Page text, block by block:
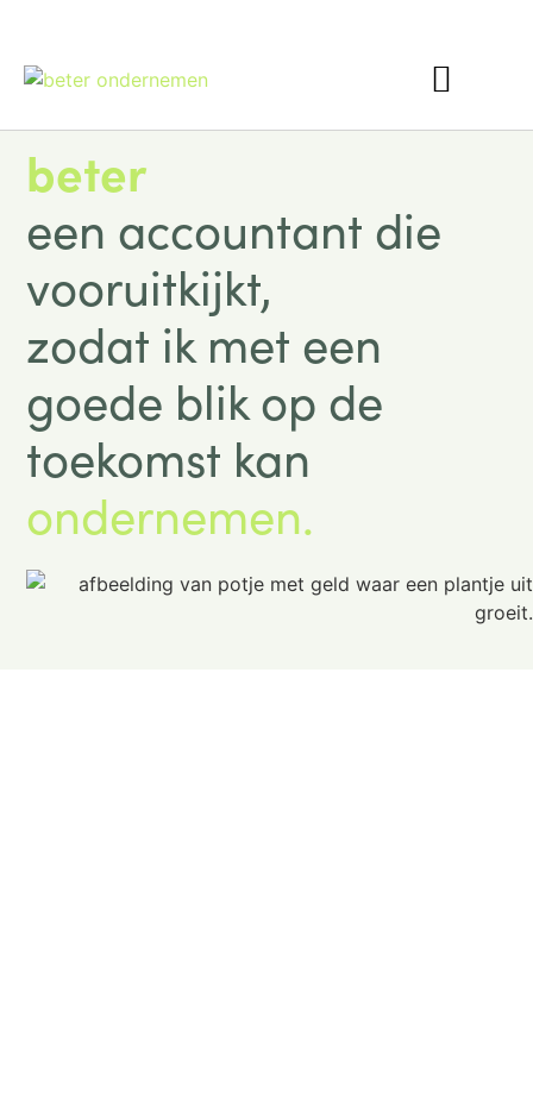
beter
een accountant die
vooruitkijkt,
zodat ik met een
goede blik op de
toekomst kan
ondernemen.